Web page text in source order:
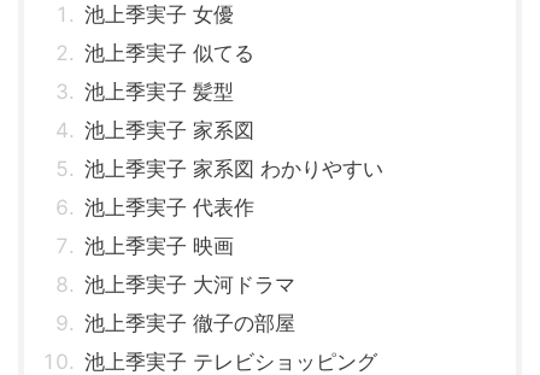
池上季実子 女優
池上季実子 似てる
池上季実子 髪型
池上季実子 家系図
池上季実子 家系図 わかりやすい
池上季実子 代表作
池上季実子 映画
池上季実子 大河ドラマ
池上季実子 徹子の部屋
池上季実子 テレビショッピング